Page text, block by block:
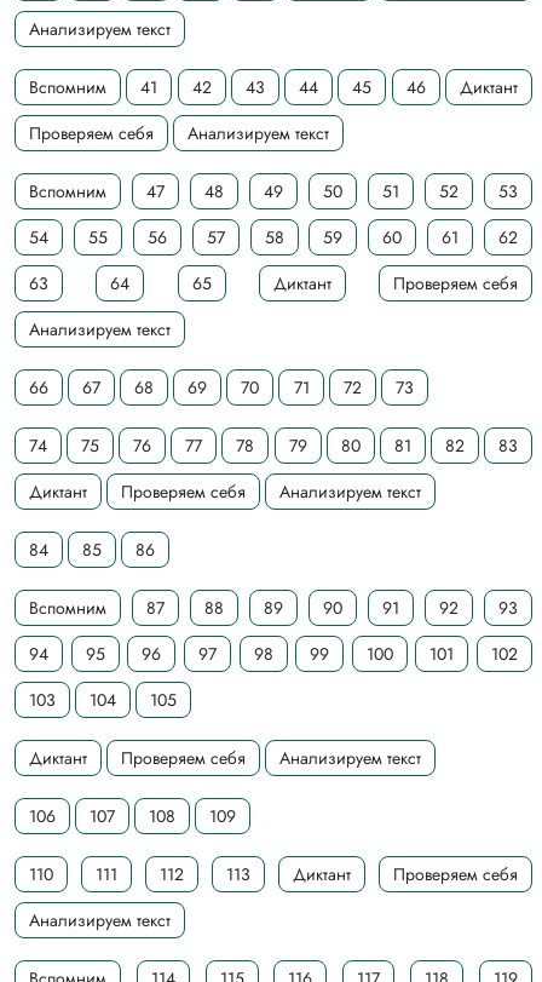
Анализируем текст
Вспомним 41 42 43 44 45 46
Диктант
Проверяем себя
Анализируем текст
Вспомним 47 48 49 50 51 52
53
54
55 56 57 58 59 60 61
62
63
64 65 Диктант
Проверяем себя
Анализируем текст
66 67 68 69 70 71 72 73
74 75 76 77 78 79 80 81 82
83
Диктант
Проверяем себя Анализируем текст
84 85 86
Вспомним 87 88 89 90 91 92
93
94
95 96 97 98 99 100 101
102
103
104 105
Диктант Проверяем себя Анализируем текст
106 107 108 109
110 111 112 113 Диктант
Проверяем себя
Анализируем текст